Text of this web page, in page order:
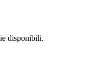
disponibili.